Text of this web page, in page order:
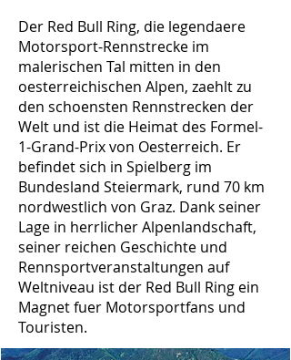
Der Red Bull Ring, die legendaere
Motorsport-Rennstrecke im
malerischen Tal mitten in den
oesterreichischen Alpen, zaehlt zu
den schoensten Rennstrecken der
Welt und ist die Heimat des Formel-
1-Grand-Prix von Oesterreich. Er
befindet sich in Spielberg im
Bundesland Steiermark, rund 70 km
nordwestlich von Graz. Dank seiner
Lage in herrlicher Alpenlandschaft,
seiner reichen Geschichte und
Rennsportveranstaltungen auf
Weltniveau ist der Red Bull Ring ein
Magnet fuer Motorsportfans und
Touristen.